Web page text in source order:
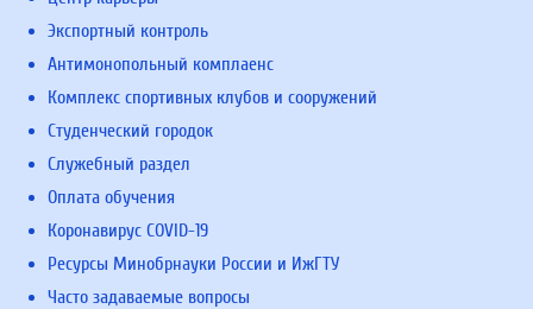
Экспортный контроль
Антимонопольный комплаенс
Комплекс спортивных клубов и сооружений
Студенческий городок
Служебный раздел
Оплата обучения
Коронавирус COVID-19
Ресурсы Минобрнауки России и ИжГТУ
Часто задаваемые вопросы